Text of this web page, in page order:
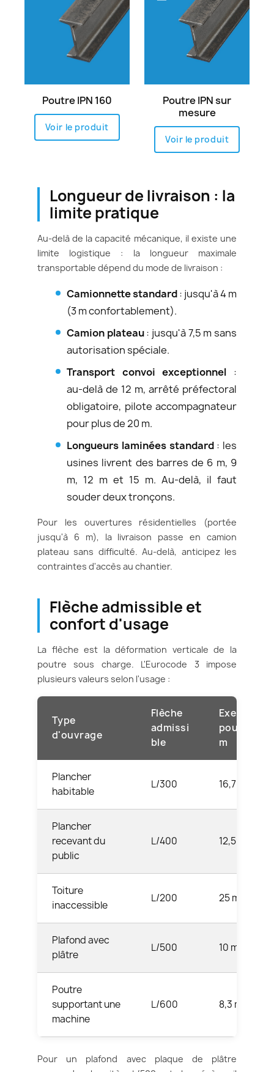
Poutre IPN 160
Voir le produit
Poutre IPN sur
mesure
Voir le produit
Longueur de livraison : la
limite pratique
Au-delà de la capacité mécanique, il existe une
limite logistique : la longueur maximale
transportable dépend du mode de livraison :
Camionnette standard: jusqu'à 4 m
(3 m confortablement).
Camion plateau: jusqu'à 7,5 m sans
autorisation spéciale.
Transport convoi exceptionnel :
au-delà de 12 m, arrêté préfectoral
obligatoire, pilote accompagnateur
pour plus de 20 m.
Longueurs laminées standard: les
usines livrent des barres de 6 m, 9
m, 12 m et 15 m. Au-delà, il faut
souder deux tronçons.
Pour les ouvertures résidentielles (portée
jusqu'à 6 m), la livraison passe en camion
plateau sans difficulté. Au-delà, anticipez les
contraintes d'accès au chantier.
Flèche admissible et
confort d'usage
La flèche est la déformation verticale de la
poutre sous charge. L'Eurocode 3 impose
plusieurs valeurs selon l'usage :
Type
d'ouvrage
Flèche
admissi
ble
Exemple
pour L = 5
m
Plancher
habitable
L/300 16,7 mm
Plancher
recevant du
public
L/400 12,5 mm
Toiture
inaccessible
L/200 25 mm
Plafond avec
plâtre
L/500 10 mm
Poutre
supportant une
machine
L/600 8,3 mm
Pour un plafond avec plaque de plâtre